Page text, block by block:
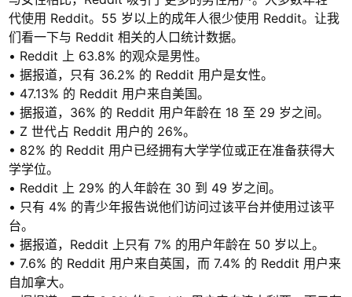
代使用 Reddit。55 岁以上的成年人很少使用 Reddit。让我
们看一下与 Reddit 相关的人口统计数据。
• Reddit 上 63.8% 的观众是男性。
• 据报道，只有 36.2% 的 Reddit 用户是女性。
• 47.13% 的 Reddit 用户来自美国。
• 据报道，36% 的 Reddit 用户年龄在 18 至 29 岁之间。
• Z 世代占 Reddit 用户的 26%。
• 82% 的 Reddit 用户已经拥有大学学位或正在准备获得大
学学位。
• Reddit 上 29% 的人年龄在 30 到 49 岁之间。
• 只有 4% 的青少年报告说他们访问过该平台并使用过该平
台。
• 据报道，Reddit 上只有 7% 的用户年龄在 50 岁以上。
• 7.6% 的 Reddit 用户来自英国，而 7.4% 的 Reddit 用户来
自加拿大。